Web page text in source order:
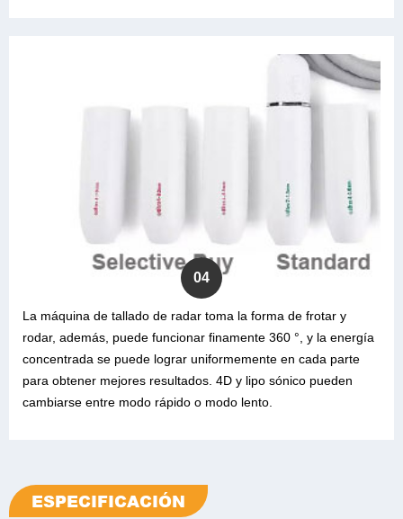
04
La máquina de tallado de radar toma la forma de frotar y
rodar, además, puede funcionar finamente 360 °, y la energía
concentrada se puede lograr uniformemente en cada parte
para obtener mejores resultados. 4D y lipo sónico pueden
cambiarse entre modo rápido o modo lento.
ESPECIFICACIÓN